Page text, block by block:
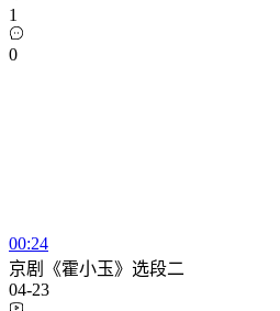
1
0
00:24
京剧《霍小玉》选段二
04-23